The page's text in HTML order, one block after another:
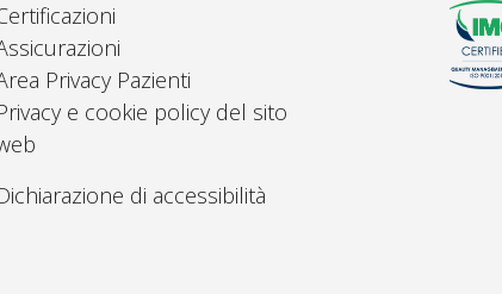
Privacy Pazienti
e cookie policy del sito
di accessibilità